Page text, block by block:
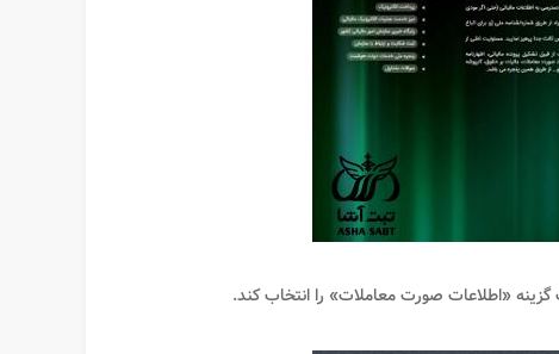
«اطلاعات صورت معاملات» را انتخاب کند.